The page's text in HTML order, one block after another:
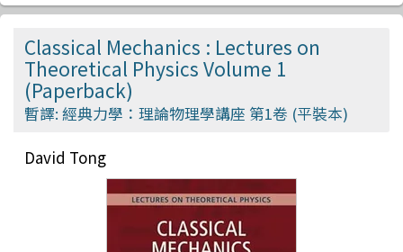
Classical Mechanics : Lectures on
Theoretical Physics Volume 1
(Paperback)
暫譯: 經典力學：理論物理學講座 第1卷 (平裝本)
David Tong